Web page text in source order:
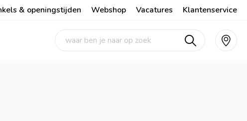
& openingstijden Webshop Vacatures Klantenservice